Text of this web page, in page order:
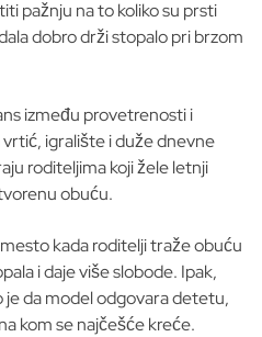
pažnju na to koliko su prsti
dobro drži stopalo pri brzom
između provetrenosti i
igralište i duže dnevne
roditeljima koji žele letnji
obuću.
kada roditelji traže obuću
i daje više slobode. Ipak,
je da model odgovara detetu,
kom se najčešće kreće.